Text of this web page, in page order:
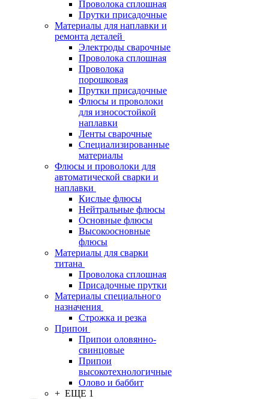
Проволока сплошная
Прутки присадочные
Материалы для наплавки и
ремонта деталей
Электроды сварочные
Проволока сплошная
Проволока
порошковая
Прутки присадочные
Флюсы и проволоки
для износостойкой
наплавки
Ленты сварочные
Специализированные
материалы
Флюсы и проволоки для
автоматической сварки и
наплавки
Кислые флюсы
Нейтральные флюсы
Основные флюсы
Высокоосновные
флюсы
Материалы для сварки
титана
Проволока сплошная
Присадочные прутки
Материалы специального
назначения
Строжка и резка
Припои
Припои оловянно-
свинцовые
Припои
высокотехнологичные
Олово и баббит
+ ЕЩЕ 1